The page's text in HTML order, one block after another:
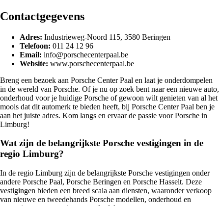
Contactgegevens
Adres: Industrieweg-Noord 115, 3580 Beringen
Telefoon: 011 24 12 96
Email: info@porschecenterpaal.be
Website: www.porschecenterpaal.be
Breng een bezoek aan Porsche Center Paal en laat je onderdompelen
in de wereld van Porsche. Of je nu op zoek bent naar een nieuwe auto,
onderhoud voor je huidige Porsche of gewoon wilt genieten van al het
moois dat dit automerk te bieden heeft, bij Porsche Center Paal ben je
aan het juiste adres. Kom langs en ervaar de passie voor Porsche in
Limburg!
Wat zijn de belangrijkste Porsche vestigingen in de
regio Limburg?
In de regio Limburg zijn de belangrijkste Porsche vestigingen onder
andere Porsche Paal, Porsche Beringen en Porsche Hasselt. Deze
vestigingen bieden een breed scala aan diensten, waaronder verkoop
van nieuwe en tweedehands Porsche modellen, onderhoud en